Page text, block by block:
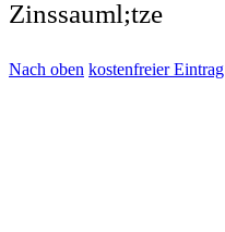
Zinssauml;tze
Nach oben kostenfreier Eintrag